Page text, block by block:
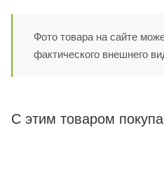
Фото товара на сайте
фактического внешнего
С этим товаром